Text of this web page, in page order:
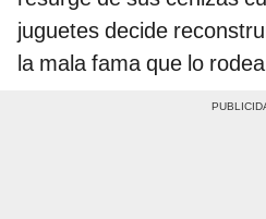
juguetes decide
la mala fama que lo